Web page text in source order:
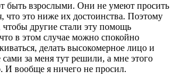
быть взрослыми. Они не умеют просить
это ниже их достоинства. Поэтому
чтобы другие стали эту помощь
в этом случае можно спокойно
делать высокомерное лицо и
сами за меня тут решили, а мне этого
И вообще я ничего не просил.